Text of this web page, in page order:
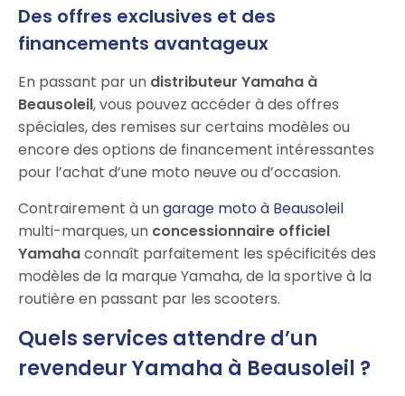
Des offres exclusives et des
financements avantageux
En passant par un distributeur Yamaha à
Beausoleil, vous pouvez accéder à des offres
spéciales, des remises sur certains modèles ou
encore des options de financement intéressantes
pour l’achat d’une moto neuve ou d’occasion.
Contrairement à ungarage moto à Beausoleil
multi-marques, un concessionnaire officiel
Yamahaconnaît parfaitement les spécificités des
modèles de la marque Yamaha, de la sportive à la
routière en passant par les scooters.
Quels services attendre d’un
revendeur Yamaha à Beausoleil ?